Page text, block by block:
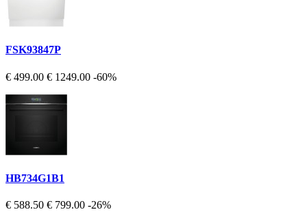
FSK93847P
€ 499.00 € 1249.00 -60%
HB734G1B1
€ 588.50 € 799.00 -26%